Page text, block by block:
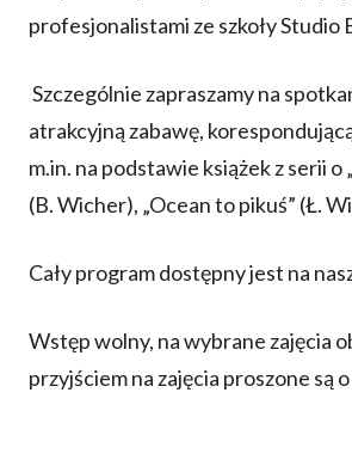
profesjonalistami ze szkoły
Szczególnie zapraszamy na
atrakcyjną zabawę,
m.in. na podstawie książek z serii
(B. Wicher), „Ocean to pikuś” (Ł.
Cały program dostępny jest na
Wstęp wolny, na wybrane zajęcia
przyjściem na zajęcia proszone są